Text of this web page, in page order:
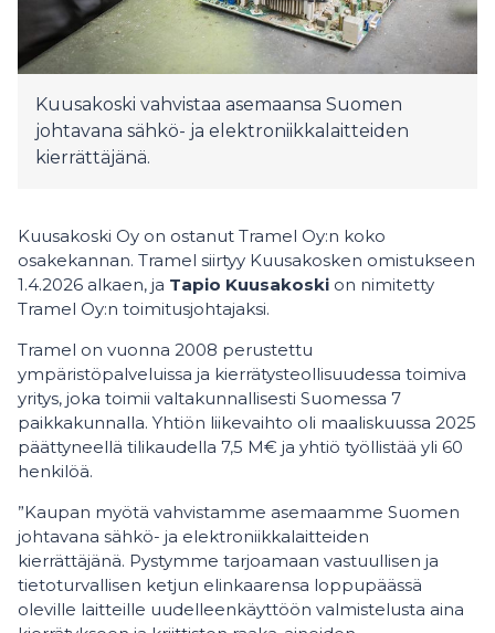
Kuusakoski vahvistaa asemaansa Suomen
johtavana sähkö- ja elektroniikkalaitteiden
kierrättäjänä.
Kuusakoski Oy on ostanut Tramel Oy:n koko
osakekannan. Tramel siirtyy Kuusakosken omistukseen
1.4.2026 alkaen, ja Tapio Kuusakoski on nimitetty
Tramel Oy:n toimitusjohtajaksi.
Tramel on vuonna 2008 perustettu
ympäristöpalveluissa ja kierrätysteollisuudessa toimiva
yritys, joka toimii valtakunnallisesti Suomessa 7
paikkakunnalla. Yhtiön liikevaihto oli maaliskuussa 2025
päättyneellä tilikaudella 7,5 M€ ja yhtiö työllistää yli 60
henkilöä.
”Kaupan myötä vahvistamme asemaamme Suomen
johtavana sähkö- ja elektroniikkalaitteiden
kierrättäjänä. Pystymme tarjoamaan vastuullisen ja
tietoturvallisen ketjun elinkaarensa loppupäässä
oleville laitteille uudelleenkäyttöön valmistelusta aina